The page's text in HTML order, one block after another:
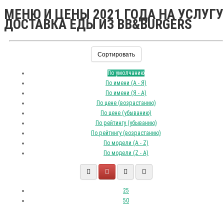
МЕНЮ И ЦЕНЫ 2021 ГОДА НА УСЛУГУ
ДОСТАВКА ЕДЫ ИЗ BB&BURGERS
Сортировать
По умолчанию
По имени (A - Я)
По имени (Я - A)
По цене (возрастанию)
По цене (убыванию)
По рейтингу (убыванию)
По рейтингу (возрастанию)
По модели (A - Z)
По модели (Z - A)
25
50